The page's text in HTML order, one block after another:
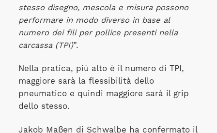
stesso disegno, mescola e misura possono
performare in modo diverso in base al
numero dei fili per pollice presenti nella
carcassa (TPI)”.
Nella pratica, più alto è il numero di TPI,
maggiore sarà la flessibilità dello
pneumatico e quindi maggiore sarà il grip
dello stesso.
Jakob Maßen di Schwalbe ha confermato il